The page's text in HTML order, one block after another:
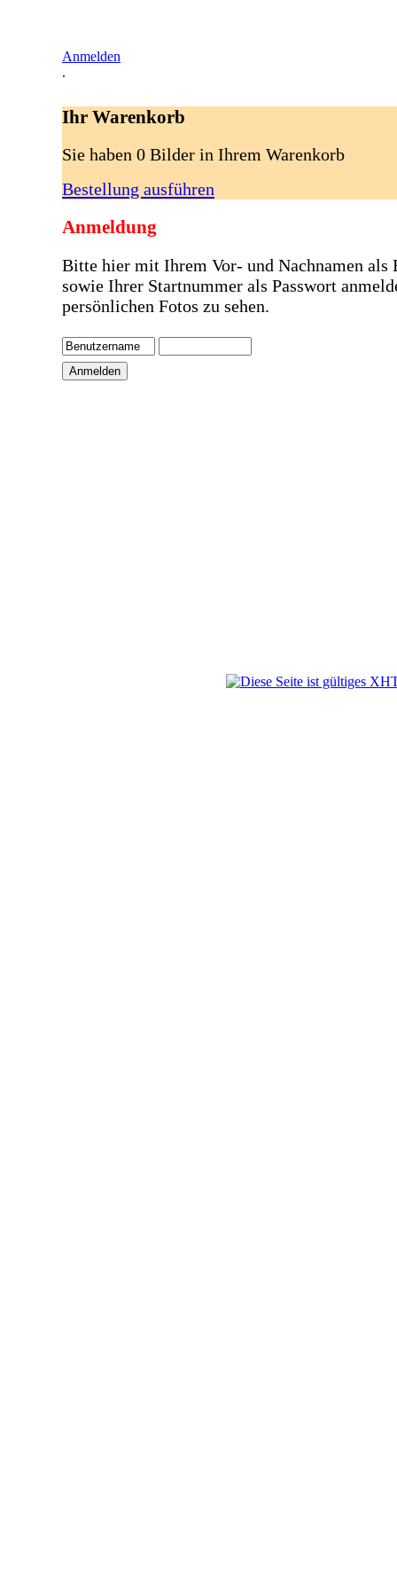
Anmelden
.
Ihr Warenkorb
Sie haben 0 Bilder in Ihrem Warenkorb
Bestellung ausführen
Anmeldung
Bitte hier mit Ihrem Vor- und Nachnamen als
sowie Ihrer Startnummer als Passwort
persönlichen Fotos zu sehen.